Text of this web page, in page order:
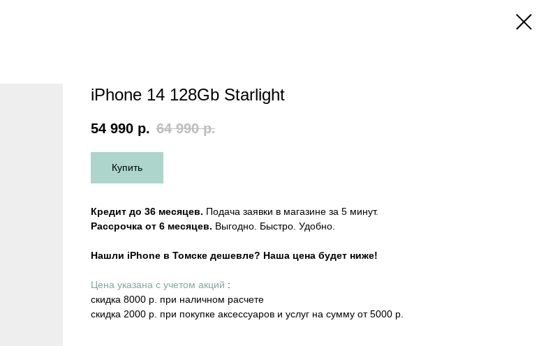
iPhone 14 128Gb Starlight
54 990 р. 64 990 р.
Купить
Кредит до 36 месяцев. Подача заявки в магазине за 5 минут.
Рассрочка от 6 месяцев. Выгодно. Быстро. Удобно.
Нашли iPhone в Томске дешевле? Наша цена будет ниже!
Цена указана с учетом акций :
скидка 8000 р. при наличном расчете
скидка 2000 р. при покупке аксессуаров и услуг на сумму от 5000 р.